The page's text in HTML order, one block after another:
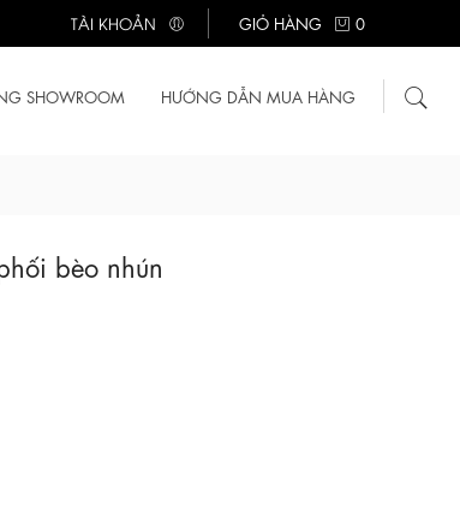
TÀI KHOẢN GIỎ HÀNG 0
SHOWROOM HƯỚNG DẪN MUA HÀNG
bèo nhún